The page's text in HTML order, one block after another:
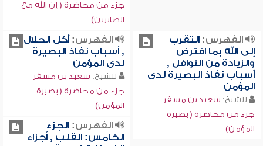
جزء من محاضرة ( إن الله مع
الصابرين)
الفهرس:التقرب
إلى الله بما افترض
والزيادة من النوافل ,
أسباب نفاذ البصيرة لدى
المؤمن
للشيخ: سعيد بن مسفر
جزء من محاضرة ( بصيرة
المؤمن)
الفهرس:أكل الحلال
, أسباب نفاذ البصيرة
لدى المؤمن
للشيخ: سعيد بن مسفر
جزء من محاضرة ( بصيرة
المؤمن)
الفهرس:الجزء
الخامس: القلب , أجزاء